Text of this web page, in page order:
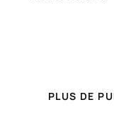
PLUS DE